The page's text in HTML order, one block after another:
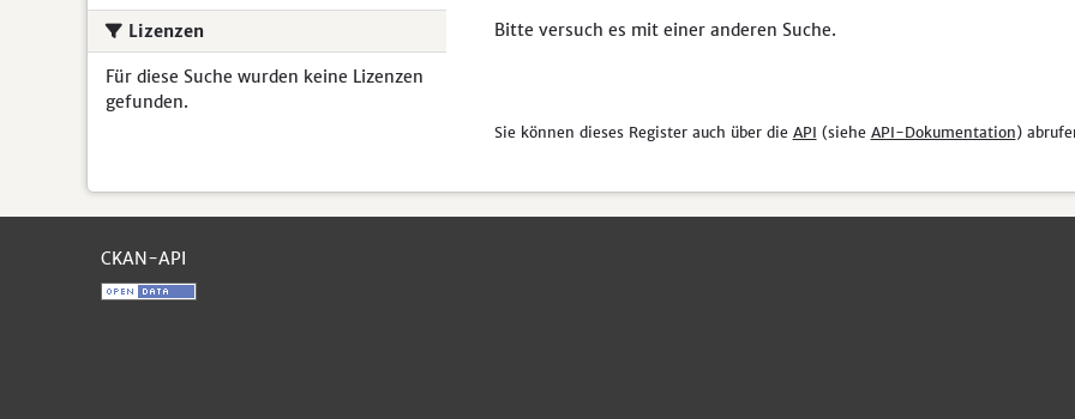
Lizenzen
Für diese Suche wurden keine Lizenzen
gefunden.
Bitte versuch es mit einer anderen Suche.
Sie können dieses Register auch über die API (siehe API-Dokumentation)
CKAN-API